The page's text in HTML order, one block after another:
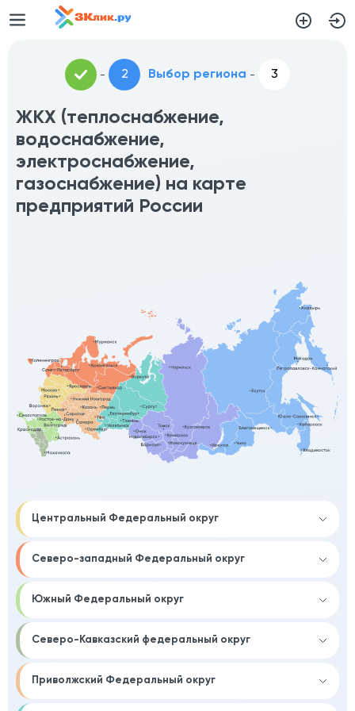
Выбор региона
ЖКХ (теплоснабжение,
водоснабжение,
электроснабжение,
газоснабжение) на карте
предприятий России
Центральный Федеральный округ
Северо-западный Федеральный округ
Южный Федеральный округ
Северо-Кавказский федеральный округ
Приволжский Федеральный округ